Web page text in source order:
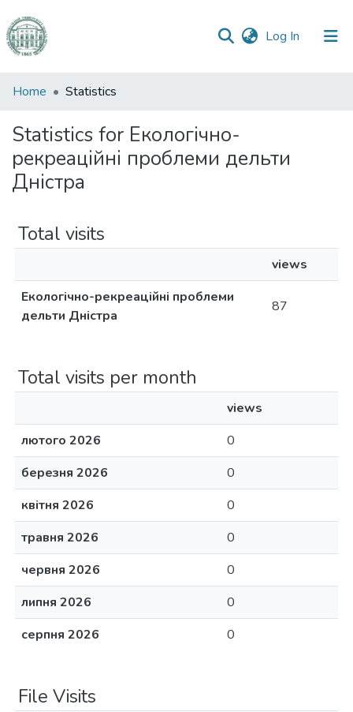
Log In (current)
Communities
Collections
All of DSpace
Home Statistics
Statistics for Екологічно-
рекреаційні проблеми дельти
Дністра
Total visits
views
Екологічно-рекреаційні проблеми
дельти Дністра
87
Total visits per month
views
лютого 2026
0
березня 2026
0
квітня 2026
0
травня 2026
0
червня 2026
0
липня 2026
0
серпня 2026
0
File Visits